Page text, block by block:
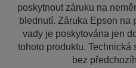
poskytnout záruku na
blednutí. Záruka Epson na
vady je poskytována jen
tohoto produktu. Technická
bez